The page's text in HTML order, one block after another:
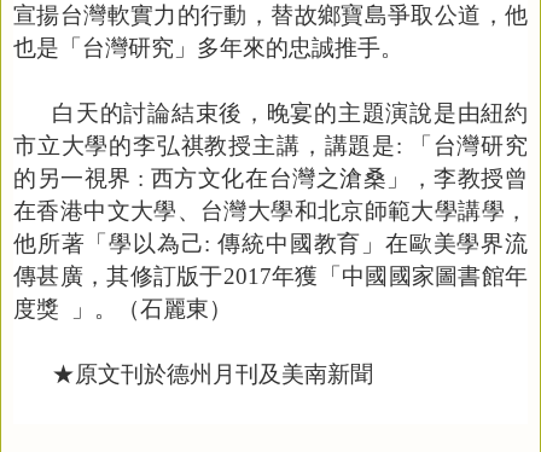
宣揚台灣軟實力的行動，替故鄉寶島爭取公道，他
也是「台灣研究」多年來的忠誠推手。
白天的討論結束後，晚宴的主題演說是由紐約
市立大學的李弘祺教授主講，講題是:
「台灣研究
的另一視界 : 西方文化在台灣之滄桑」，李教授曾
在香港中文大學、台灣大學和北京師範大學講學，
他所著「學以為己:傳統中國教育」在歐美學界流
傳甚廣，其修訂版于2017年獲「中國國家圖書館年
度獎
」。（石麗東）
★原文刊於德州月刊及美南新聞